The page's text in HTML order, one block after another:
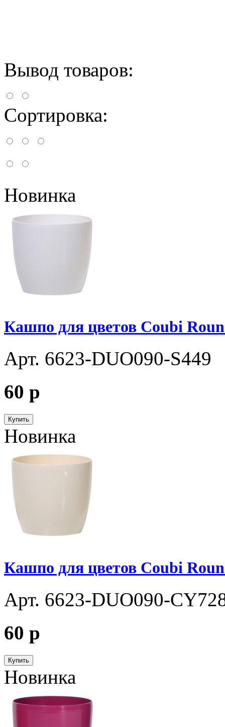
Вывод товаров:
Сортировка:
Новинка
Кашпо для цветов Coubi
Арт. 6623-DUO090-S449
60 p
Купить
Новинка
Кашпо для цветов Coubi
Арт. 6623-DUO090-
60 p
Купить
Новинка